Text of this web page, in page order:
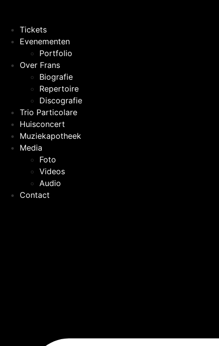
inhoud
Tickets
Evenementen
Portfolio
Over Frans
Biografie
Repertoire
Discografie
Trio Particolare
Huisconcert
Muziekapotheek
Media
Foto
Videos
Audio
Contact